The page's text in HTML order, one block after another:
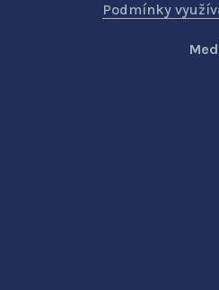
Podmínky